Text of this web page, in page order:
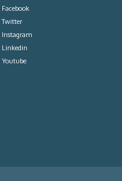
Facebook
Twitter
Instagram
Linkedin
Youtube